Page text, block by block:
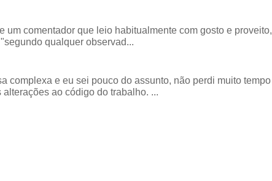
um comentador que leio habitualmente com gosto e proveito,
qualquer observad...
complexa e eu sei pouco do assunto, não perdi muito tempo
ao código do trabalho. ...